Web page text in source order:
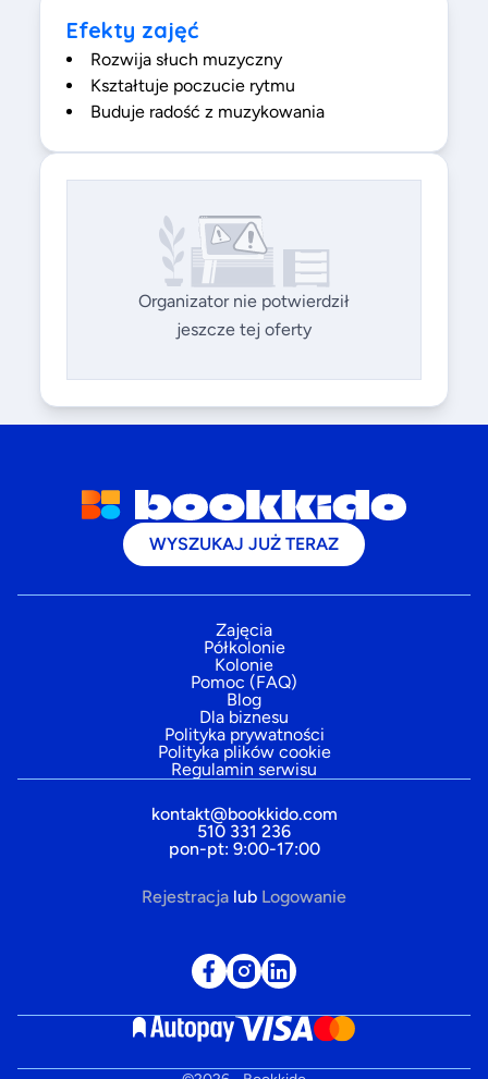
Efekty zajęć
Rozwija słuch muzyczny
Kształtuje poczucie rytmu
Buduje radość z muzykowania
Organizator nie potwierdził
jeszcze tej oferty
WYSZUKAJ JUŻ TERAZ
Zajęcia
Półkolonie
Kolonie
Pomoc (FAQ)
Blog
Dla biznesu
Polityka prywatności
Polityka plików cookie
Regulamin serwisu
kontakt@bookkido.com
510 331 236
pon-pt: 9:00-17:00
Rejestracja lub Logowanie